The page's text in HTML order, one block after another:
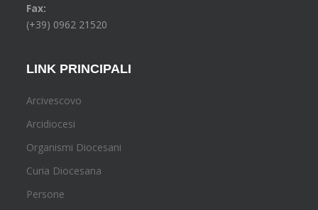
Fax:
(+39) 0962 21520
LINK PRINCIPALI
Arcivescovo
Arcidiocesi
Organismi Diocesani
Curia Diocesana
Persone